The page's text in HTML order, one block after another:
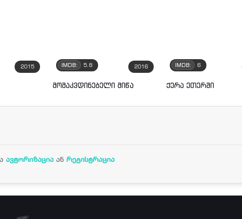
2015 2016
IMDB: 5.8
მომაკვდინებელი მიწა
IMDB: 6
ქერა ეთერში
ავტორიზაციაან რეგისტრაცია